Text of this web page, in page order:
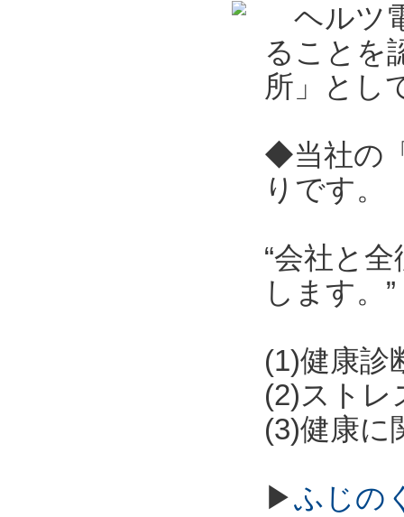
ヘルツ
ることを
所」とし
◆当社の
りです。
“会社と
します。”
(1)健康
(2)スト
(3)健康
▶ふじの